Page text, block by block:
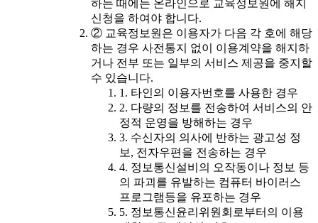
하는 때에는 온라인으로 교육정보원에 해지
신청을 하여야 합니다.
② 교육정보원은 이용자가 다음 각 호에 해당
하는 경우 사전통지 없이 이용계약을 해지하
거나 전부 또는 일부의 서비스 제공을 중지할
수 있습니다.
1. 타인의 이용자번호를 사용한 경우
2. 다량의 정보를 전송하여 서비스의 안
정적 운영을 방해하는 경우
3. 수신자의 의사에 반하는 광고성 정
보, 전자우편을 전송하는 경우
4. 정보통신설비의 오작동이나 정보 등
의 파괴를 유발하는 컴퓨터 바이러스
프로그램등을 유포하는 경우
5. 정보통신윤리위원회로부터의 이용